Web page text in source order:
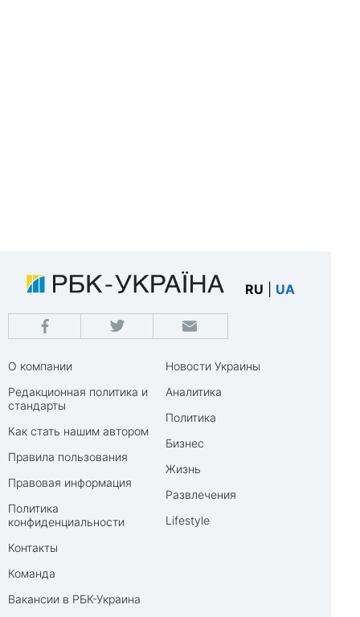
RU UA
О компании
Редакционная политика и
стандарты
Как стать нашим автором
Правила пользования
Правовая информация
Политика
конфиденциальности
Контакты
Команда
Вакансии в РБК-Украина
Новости Украины
Аналитика
Политика
Бизнес
Жизнь
Развлечения
Lifestyle